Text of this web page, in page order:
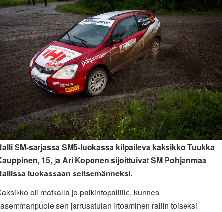
SM-sarjassa SM5-luokassa kilpaileva kaksikko Tuukka
15, ja Ari Koponen sijoittuivat SM Pohjanmaa
luokassaan seitsemänneksi.
oli matkalla jo palkintopallille, kunnes
jarrusatulan irtoaminen rallin toiseksi